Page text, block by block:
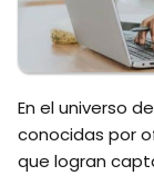
En el universo
conocidas por
que logran